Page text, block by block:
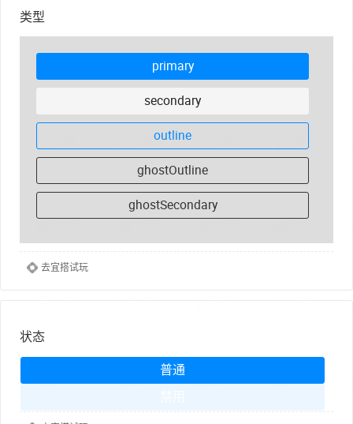
类型
primary
secondary
outline
ghostOutline
ghostSecondary
去宜搭试玩
状态
普通